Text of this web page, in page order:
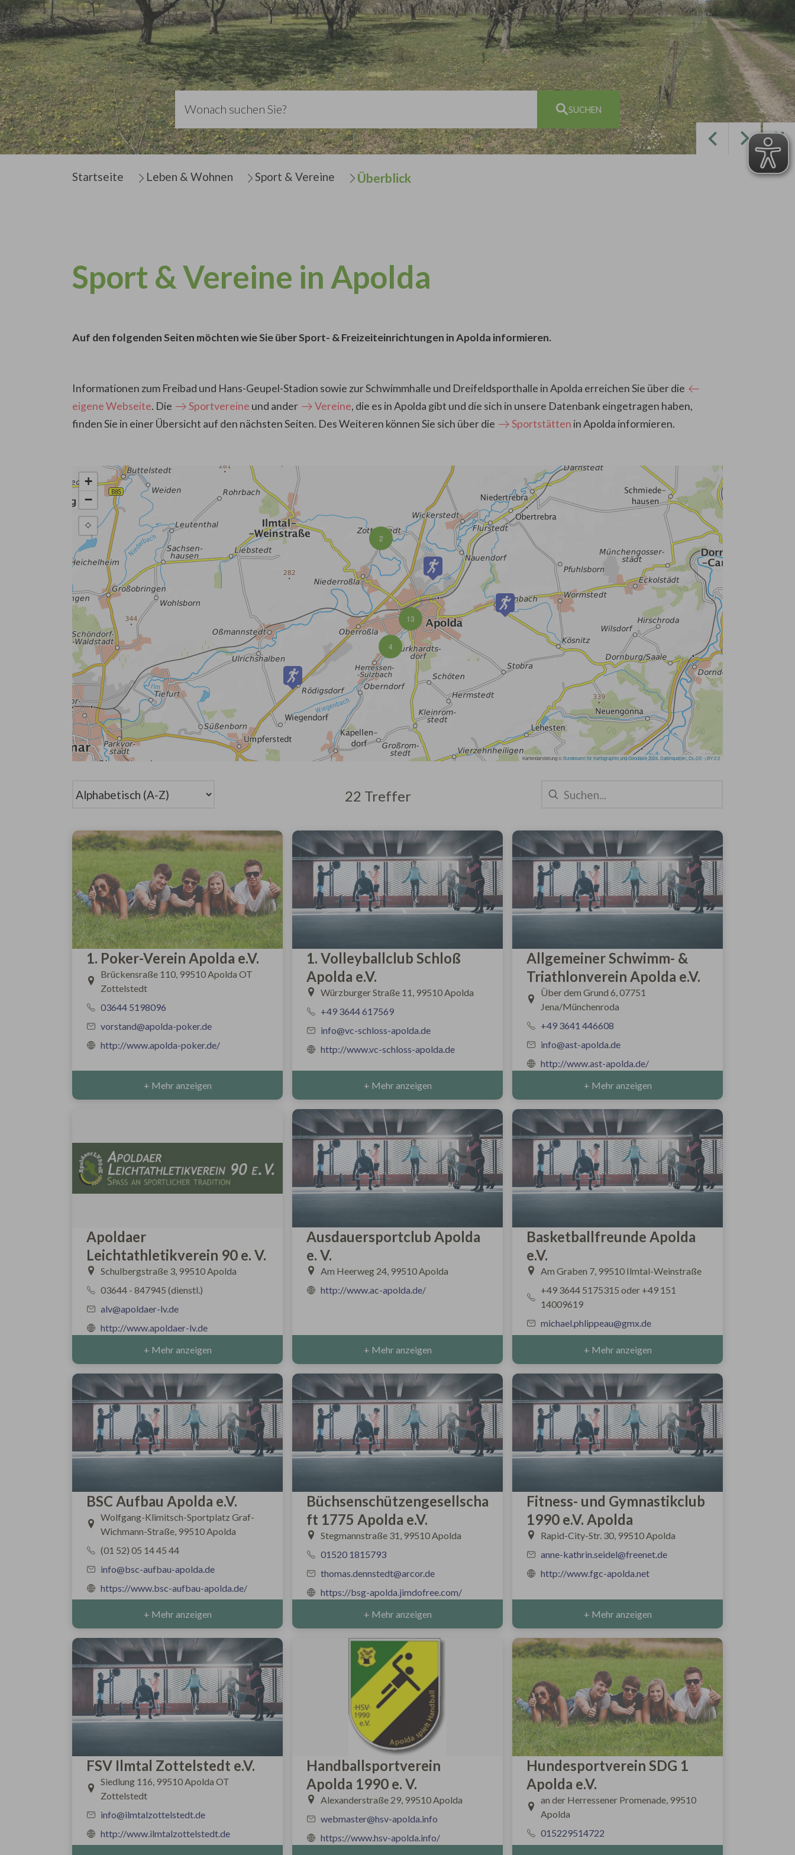
Zurück Weiter
Startseite Leben & Wohnen Sport & Vereine Überblick
Sport & Vereine in Apolda
Auf den folgenden Seiten möchten wie Sie über Sport- & Freizeiteinrichtungen in Apolda informieren.
Informationen zum Freibad und Hans-Geupel-Stadion sowie zur Schwimmhalle und Dreifeldsporthalle in Apolda erreichen Sie über die
eigene Webseite. Die Sportvereine und ander Vereine, die es in Apolda gibt und die sich in unsere Datenbank eingetragen haben,
finden Sie in einer Übersicht auf den nächsten Seiten. Des Weiteren können Sie sich über die
Sportstätten in Apolda informieren.
22 Treffer
1. Poker-Verein Apolda e.V.
Brückensraße 110, 99510 Apolda OT
Zottelstedt
03644 5198096
vorstand@apolda-poker.de
http://www.apolda-poker.de/
+ Mehr anzeigen
1. Volleyballclub Schloß
Apolda e.V.
Würzburger Straße 11, 99510 Apolda
+49 3644 617569
info@vc-schloss-apolda.de
http://www.vc-schloss-apolda.de
+ Mehr anzeigen
Allgemeiner Schwimm- &
Triathlonverein Apolda e.V.
Über dem Grund 6, 07751
Jena/Münchenroda
+49 3641 446608
info@ast-apolda.de
http://www.ast-apolda.de/
+ Mehr anzeigen
Apoldaer
Leichtathletikverein 90 e. V.
Schulbergstraße 3, 99510 Apolda
03644 - 847945 (dienstl.)
alv@apoldaer-lv.de
http://www.apoldaer-lv.de
+ Mehr anzeigen
Ausdauersportclub Apolda
e. V.
Am Heerweg 24, 99510 Apolda
http://www.ac-apolda.de/
+ Mehr anzeigen
Basketballfreunde Apolda
e.V.
Am Graben 7, 99510 Ilmtal-Weinstraße
+49 3644 5175315 oder +49 151
14009619
michael.phlippeau@gmx.de
+ Mehr anzeigen
BSC Aufbau Apolda e.V.
Wolfgang-Klimitsch-Sportplatz Graf-
Wichmann-Straße, 99510 Apolda
(01 52) 05 14 45 44
info@bsc-aufbau-apolda.de
https://www.bsc-aufbau-apolda.de/
+ Mehr anzeigen
Büchsenschützengesellscha
ft 1775 Apolda e.V.
Stegmannstraße 31, 99510 Apolda
01520 1815793
thomas.dennstedt@arcor.de
https://bsg-apolda.jimdofree.com/
+ Mehr anzeigen
Fitness- und Gymnastikclub
1990 e.V. Apolda
Rapid-City-Str. 30, 99510 Apolda
anne-kathrin.seidel@freenet.de
http://www.fgc-apolda.net
+ Mehr anzeigen
FSV Ilmtal Zottelstedt e.V.
Siedlung 116, 99510 Apolda OT
Zottelstedt
info@ilmtalzottelstedt.de
http://www.ilmtalzottelstedt.de
Handballsportverein
Apolda 1990 e. V.
Alexanderstraße 29, 99510 Apolda
webmaster@hsv-apolda.info
https://www.hsv-apolda.info/
Hundesportverein SDG 1
Apolda e.V.
an der Herressener Promenade, 99510
Apolda
015229514722